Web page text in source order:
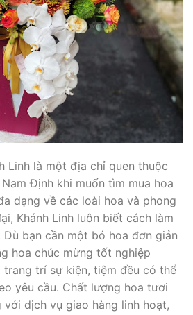
Linh là một địa chỉ quen thuộc
Định khi muốn tìm mua hoa
dạng về các loài hoa và phong
Khánh Linh luôn biết cách làm
Dù bạn cần một bó hoa đơn giản
hoa chúc mừng tốt nghiệp
trang trí sự kiện, tiệm đều có thể
yêu cầu. Chất lượng hoa tươi
dịch vụ giao hàng linh hoạt,